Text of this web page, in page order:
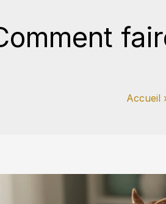
Accueil